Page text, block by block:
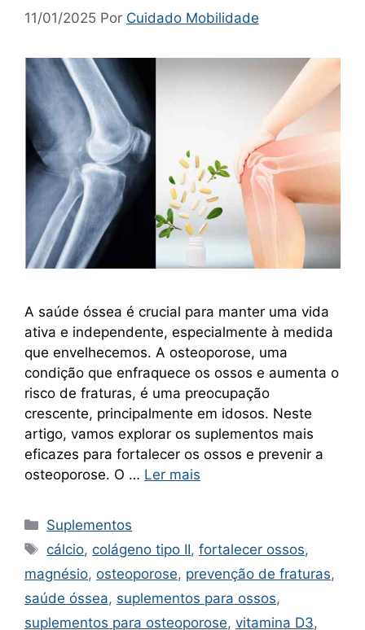
11/01/2025 Por Cuidado Mobilidade
A saúde óssea é crucial para manter uma vida
ativa e independente, especialmente à medida
que envelhecemos. A osteoporose, uma
condição que enfraquece os ossos e aumenta o
risco de fraturas, é uma preocupação
crescente, principalmente em idosos. Neste
artigo, vamos explorar os suplementos mais
eficazes para fortalecer os ossos e prevenir a
osteoporose. O … Ler mais
Categorias
Suplementos
Tags
cálcio,colágeno tipo II,fortalecer ossos,
magnésio, osteoporose, prevenção de fraturas,
saúde óssea, suplementos para ossos,
suplementos para osteoporose, vitamina D3,